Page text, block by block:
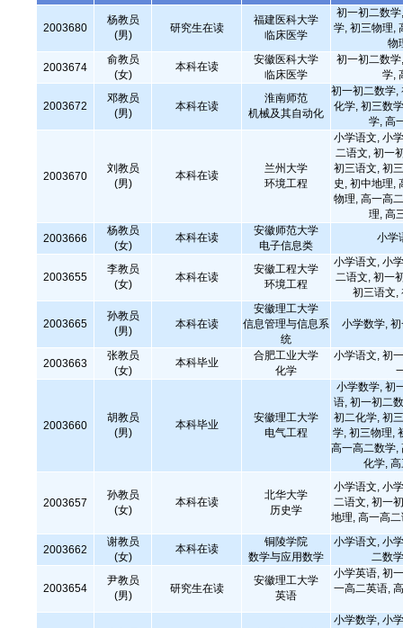
2003680
杨教员
(男)
研究生在读
福建医科大学
临床医学
初一初二数
学, 初三物理,
物
2003674
俞教员
(女)
本科在读
安徽医科大学
临床医学
初一初二数
学,
2003672
邓教员
(男)
本科在读
淮南师范
机械及其自动化
初一初二数学,
化学, 初三数
学, 高
2003670
刘教员
(男)
本科在读
兰州大学
环境工程
小学语文, 小
二语文, 初一
初三语文, 初
史, 初中地理,
物理, 高一高
理, 高
2003666
杨教员
(女)
本科在读
安徽师范大学
电子信息类
小学
2003655
李教员
(女)
本科在读
安徽工程大学
环境工程
小学语文, 小
二语文, 初一
初三语文,
2003665
孙教员
(男)
本科在读
安徽理工大学
信息管理与信息系
统
小学数学,
2003663
张教员
(女)
本科毕业
合肥工业大学
化学
小学语文, 初
2003660
胡教员
(男)
本科毕业
安徽理工大学
电气工程
小学数学, 初
语, 初一初二
初二化学, 初
学, 初三物理,
高一高二数学,
化学,
2003657
孙教员
(女)
本科在读
北华大学
历史学
小学语文, 小
二语文, 初一
地理, 高一高
2003662
谢教员
(女)
本科在读
铜陵学院
数学与应用数学
小学语文, 小
二数
2003654
尹教员
(男)
研究生在读
安徽理工大学
英语
小学英语, 初
一高二英语,
小学数学, 小